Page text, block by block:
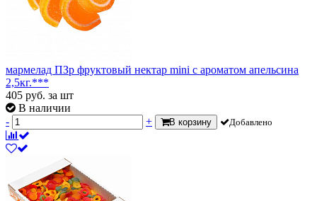
мармелад ПЗр фруктовый нектар mini с ароматом апельсина
2,5кг.***
405 руб. за шт
В наличии
-
+ В корзину Добавлено